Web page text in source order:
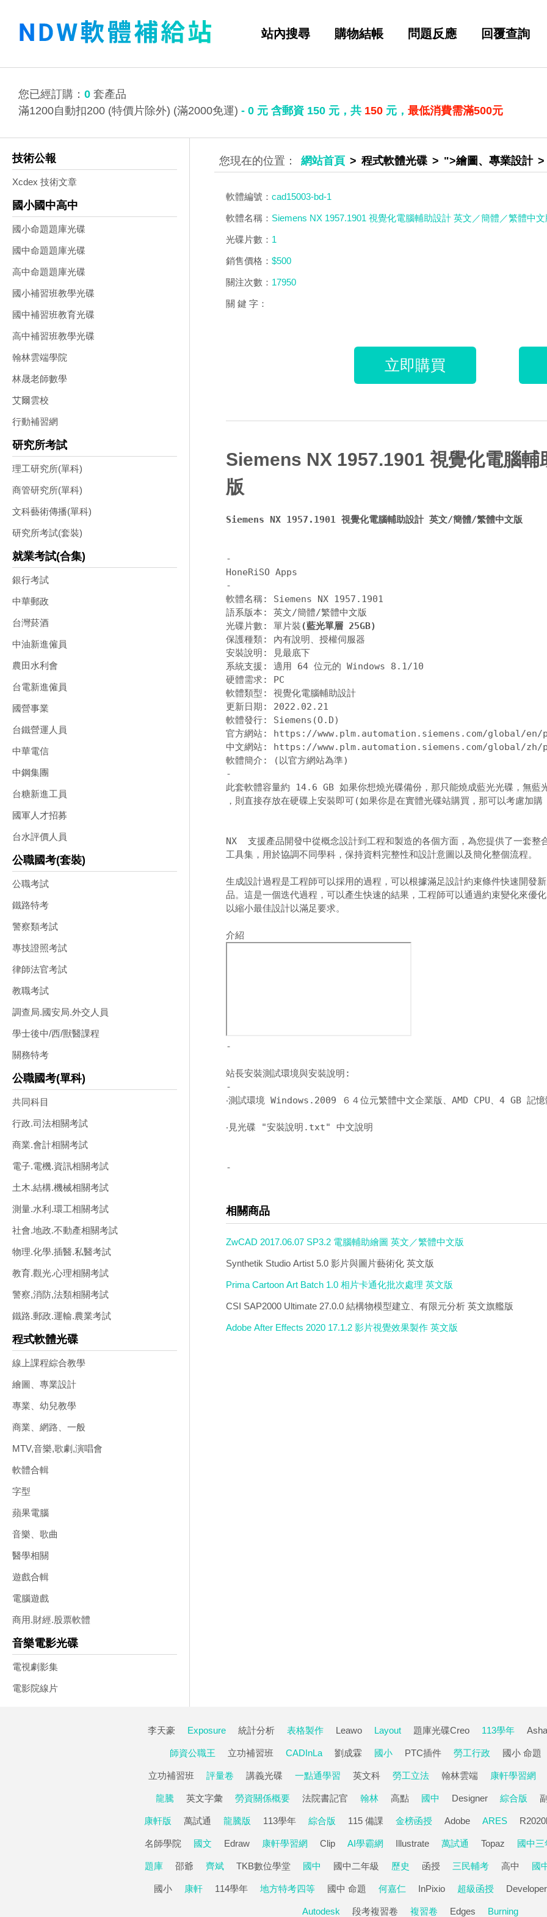
站內搜尋 購物結帳 問題反應 回覆查詢
您已經訂購： 0 套產品
滿1200自動扣200 (特價片除外) (滿2000免運) - 0 元 含郵資 150 元，共 150 元， 最低消費需滿500元
技術公報
Xcdex 技術文章
國小國中高中
國小命題題庫光碟
國中命題題庫光碟
高中命題題庫光碟
國小補習班教學光碟
國中補習班教育光碟
高中補習班教學光碟
翰林雲端學院
林晟老師數學
艾爾雲校
行動補習網
研究所考試
理工研究所(單科)
商管研究所(單科)
文科藝術傳播(單科)
研究所考試(套裝)
就業考試(合集)
銀行考試
中華郵政
台灣菸酒
中油新進僱員
農田水利會
台電新進僱員
國營事業
台鐵營運人員
中華電信
中鋼集團
台糖新進工員
國軍人才招募
台水評價人員
公職國考(套裝)
公職考試
鐵路特考
警察類考試
專技證照考試
律師法官考試
教職考試
調查局.國安局.外交人員
學士後中/西/獸醫課程
關務特考
公職國考(單科)
共同科目
行政.司法相關考試
商業.會計相關考試
電子.電機.資訊相關考試
土木.結構.機械相關考試
測量.水利.環工相關考試
社會.地政.不動產相關考試
物理.化學.插醫.私醫考試
教育.觀光.心理相關考試
警察,消防,法類相關考試
鐵路.郵政.運輸.農業考試
程式軟體光碟
線上課程綜合教學
繪圖、專業設計
專業、幼兒教學
商業、網路、一般
MTV,音樂,歌劇,演唱會
軟體合輯
字型
蘋果電腦
音樂、歌曲
醫學相關
遊戲合輯
電腦遊戲
商用.財經.股票軟體
音樂電影光碟
電視劇影集
電影院線片
網站首頁 程式軟體光碟 ">繪圖、專業設計
軟體編號：cad15003-bd-1
軟體名稱： Siemens NX 1957.1901 視覺化電腦輔助設計 英文／簡體／繁體中文
光碟片數： 1
銷售價格：$500
關注次數： 17950
關 鍵 字：
立即購買
Siemens NX 1957.1901 視覺化電腦
版
Siemens NX 1957.1901 視覺化電腦輔助設計 英文/簡體/繁體中文版
-
-
軟體名稱: Siemens NX 1957.1901
語系版本: 英文/簡體/繁體中文版
光碟片數: 單片裝(藍光單層 25GB)
保護種類: 內有說明、授權伺服器
安裝說明:
見最底下
系統支援: 適用 64 位元的 Windows 8.1/10
硬體需求: PC
軟體類型: 視覺化電腦輔助設計
更新日期: 2022.02.21
軟體發行: Siemens(O.D)
官方網站: https://www.plm.automation.siemens.com/global/en/
中文網站: https://www.plm.automation.siemens.com/global/zh/
-
此套軟體容量約 14.6 GB 如果你想燒光碟備份，那只能燒成藍光光碟，無藍
，則直接存放在硬碟上安裝即可(如果你是在實體光碟站購買，那可以考慮加
NX  支援產品開發中從概念設計到工程和製造的各個方面，為您提供了一套
工具集，用於協調不同學科，保持資料完整性和設計意圖以及簡化整個流程。
生成設計過程是工程師可以採用的過程，可以根據滿足設計約束條件快速開發
品。這是一個迭代過程，可以產生快速的結果，工程師可以通過約束變化來優
以縮小最佳設計以滿足要求。
-
站長安裝測試環境與安裝說明:
-
‧測試環境 Windows.2009 ６４位元繁體中文企業版、AMD CPU、4 GB 記
‧見光碟 "安裝說明.txt" 中文說明
-
相關商品
ZwCAD 2017.06.07 SP3.2 電腦輔助繪圖 英文／繁體中文版
Synthetik Studio Artist 5.0 影片與圖片藝術化 英文版
Prima Cartoon Art Batch 1.0 相片卡通化批次處理 英文版
CSI SAP2000 Ultimate 27.0.0 結構物模型建立、有限元分析 英文旗艦版
Adobe After Effects 2020 17.1.2 影片視覺效果製作 英文版
李天豪 Exposure 統計分析 表格製作 Leawo Layout 題庫光碟Creo 113學年
師資公職王 立功補習班 CADInLa 劉成霖 國小 PTC插件 勞工行政 國小 命題
立功補習班 評量卷 講義光碟 一點通學習 英文科 勞工立法 翰林雲端 康軒學習網
龍騰 英文字彙 勞資關係概要 法院書記官 翰林 高點 國中 Designer 綜合版
康軒版 萬試通 龍騰版 113學年 綜合版 115 備課 金榜函授 Adobe ARES
名師學院 國文 Edraw 康軒學習網 Clip AI學霸網 Illustrate 萬試通 Topaz 國中三
題庫 邵爺 齊斌 TKB數位學堂 國中 國中二年級 歷史 函授 三民輔考 高中 國
國小 康軒 114學年 地方特考四等 國中 命題 何嘉仁 InPixio 超級函授 Developer
Autodesk 段考複習卷 複習卷 Edges Burning